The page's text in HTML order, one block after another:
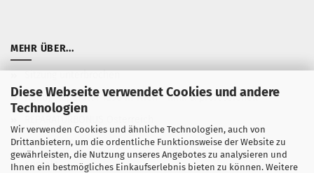
Diese Webseite verwendet Cookies und andere
Technologien
Wir verwenden Cookies und ähnliche Technologien, auch von
Drittanbietern, um die ordentliche Funktionsweise der Website zu
gewährleisten, die Nutzung unseres Angebotes zu analysieren und
Ihnen ein bestmögliches Einkaufserlebnis bieten zu können. Weitere
MEHR ÜBER...
Handy Reparatur 1230 in Wien - flink & professionell
Impressum
Kontakt